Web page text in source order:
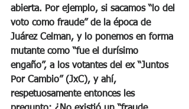
abierta. Por ejemplo, si sacamos “lo del
voto como fraude” de la época de
Juárez Celman, y lo ponemos en forma
mutante como “fue el durísimo
engaño”, a los votantes del ex “Juntos
Por Cambio” (JxC), y ahí,
respetuosamente entonces les